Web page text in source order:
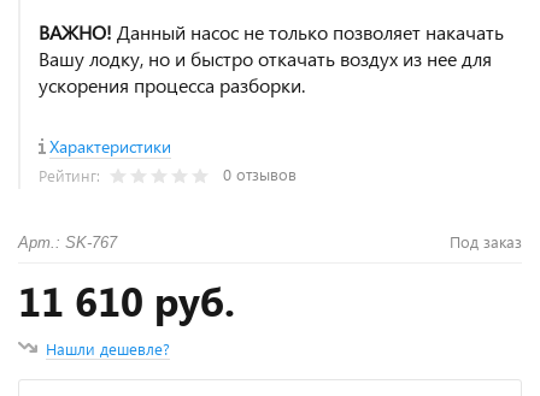
ВАЖНО! Данный насос не только позволяет накачать
Вашу лодку, но и быстро откачать воздух из нее для
ускорения процесса разборки.
Характеристики
Рейтинг: 0 отзывов
Арт.: SK-767 Под заказ
11 610 руб.
Нашли дешевле?